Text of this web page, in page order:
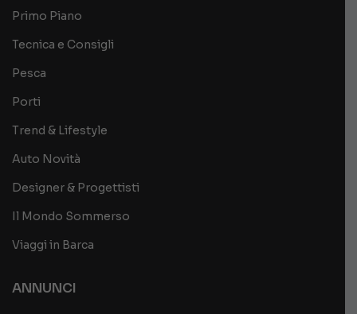
Primo Piano
Tecnica e Consigli
Pesca
Porti
Trend & Lifestyle
Auto Novità
Designer & Progettisti
Il Mondo Sommerso
Viaggi in Barca
ANNUNCI